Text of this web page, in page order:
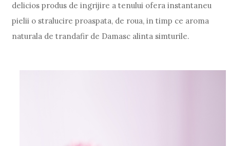
delicios produs de ingrijire a tenului ofera instantaneu
pielii o stralucire proaspata, de roua, in timp ce aroma
naturala de trandafir de Damasc alinta simturile.